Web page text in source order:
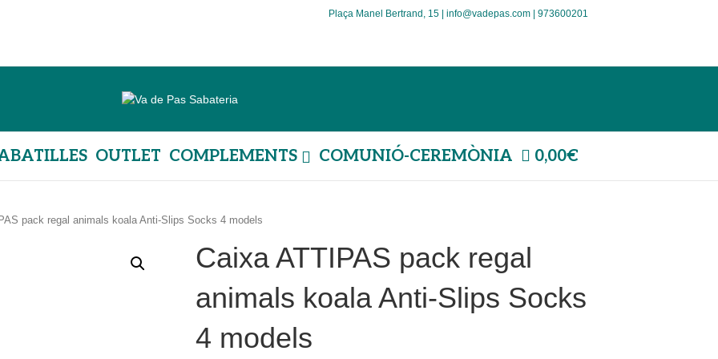
Plaça Manel Bertrand, 15 | info@vadepas.com | 973600201
OUTLET COMPLEMENTS COMUNIÓ-CEREMÒNIA 0,00€
pack regal animals koala Anti-Slips Socks 4 models
Caixa ATTIPAS pack regal
animals koala Anti-Slips Socks
4 models